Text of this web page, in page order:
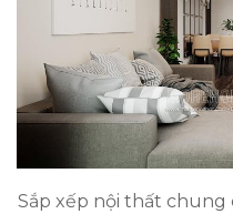
Sắp xếp nội thất chung